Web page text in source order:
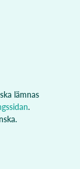
lämnas
.